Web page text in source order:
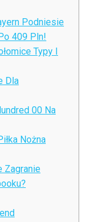
Podniesie
409 Pln!
Typy I
Dla
00 Na
Nożna
Zagranie